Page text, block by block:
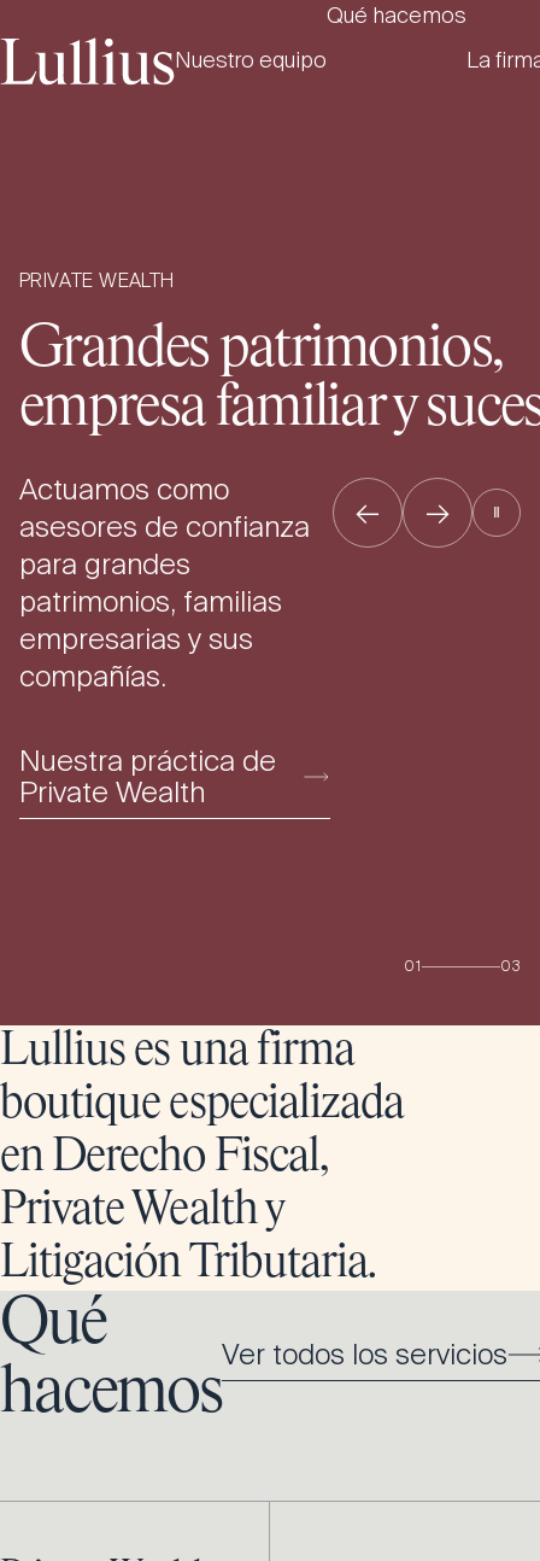
Nuestro equipo
Qué hacemos
La
PRIVATE WEALTH
Grandes patrimonios,
empresa familiar y
Actuamos como
asesores de confianza
para grandes
patrimonios, familias
empresarias y sus
compañías.
Nuestra práctica de
Private Wealth
← → Ⅱ
01 03
Lullius es una firma
boutique especializada
en Derecho Fiscal,
Private Wealth y
Litigación Tributaria.
Qué
hacemos
Ver todos los servicios